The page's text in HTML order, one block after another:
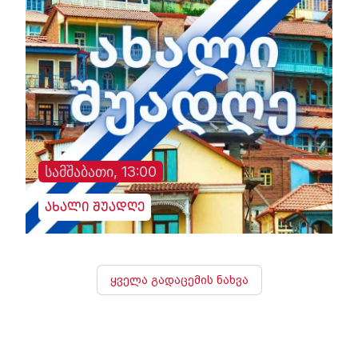
სამშაბათი, 13:00
ახალი შუადღე
ყველა გადაცემის ნახვა